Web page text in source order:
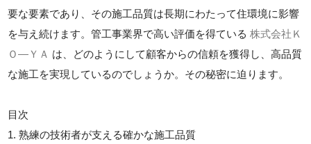
要な要素であり、その施工品質は長期にわたって住環境に影響
を与え続けます。管工事業界で高い評価を得ている株式会社Ｋ
Ｏ―ＹＡ は、どのようにして顧客からの信頼を獲得し、高品質
な施工を実現しているのでしょうか。その秘密に迫ります。
目次
1. 熟練の技術者が支える確かな施工品質